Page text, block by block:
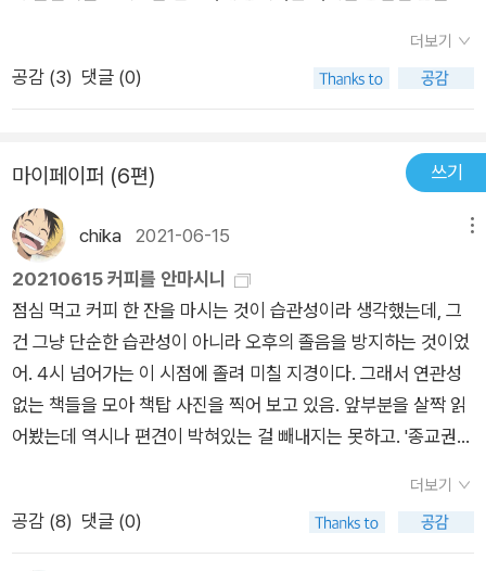
이 풍부)의 가난한 사람에게 도움이 되며, 부유한 나라(자본이 풍
부)에서는 반대로 노동자가 손해를 보고 자본을 소유한 사람이
득을 본다. 그렇다고 부유한 나라의 노동자, 이를테면 미중 무역
다. 자유 무역을 하면 국가 전체적으로 소득이 올라가므로 미국
사회가 자유 무역의 수혜자들에게 세금을 걷어 무역으로 인해 피
해를 입은 사람들에게 재분배하면 미국 노동자들의 생활 수준도
전보다 나아질 수 있다. 문제는 이 ‘만약’이 너무나 큰 ‘만약’이라
는 데 있다. 스톨퍼-새뮤얼슨의 세계에서 숙련도가 동일한 노동
자는 모두 동일한 임금을 받는다. 즉 노동자의 임금은 그가 일하
는 지역이나 종사하는 분야에 영향을 받지 않고 그가 노동시장에
내놓을 수 있는 역량에만 영향을 받는다. 해외 업체와의 경쟁으로
일자리를 잃은 펜실베이니아의 철강 노동자가 그가 구할 수 있는
자리가 몬태나주에 있든 미주리주에 있든 또 그것이 접시에 생선
을 올리는 일이든 생선을 올릴 접시를 만드는 일이든 간에 말이
다. _3장 무역의 고통, 118쪽 결과적으로 시장이 늘 공정하고, 용
렌즈는 경제의 성장과 지구의 생존 사이에 절대로 해결 불가능한
상충 관계가 있는 것처럼 보이게 만든다.' (28-29)-------------
-------------------------인간은 어떤 존재일까?라는 본질적인
개요를 읽으면서 조금 납득이 되었다. 생각보다 경제학이 다룰 수
있는 사안이 다양할 것 같아서, 단순히 돈만 다루는 분야라고 치
부했던 내 무지함이 부끄럽기도 하지만, 앞으로 잼난 경제학 분야
를 캐낼 생각하니 조금 아주 조금 설렌다. 일단 이 책부터 차근차
근 읽어보자!
더보기
공감 (3) 댓글 (0)
마이페이퍼 (6편) 쓰기
chika 2021-06-15
20210615 커피를 안마시니
점심 먹고 커피 한 잔을 마시는 것이 습관성이라 생각했는데, 그
건 그냥 단순한 습관성이 아니라 오후의 졸음을 방지하는 것이었
어. 4시 넘어가는 이 시점에 졸려 미칠 지경이다. 그래서 연관성
없는 책들을 모아 책탑 사진을 찍어 보고 있음. 앞부분을 살짝 읽
어봤는데 역시나 편견이 박혀있는 걸 빼내지는 못하고. '종교권력
미시적으로 담고있다. 재테크 내용은 아직 보지 못했고, 인생명강
시리즈는 그 특색에 맞게 어렵지 않게 쓰여졌는데 오히려 경제학
더보기
공감 (8) 댓글 (0)